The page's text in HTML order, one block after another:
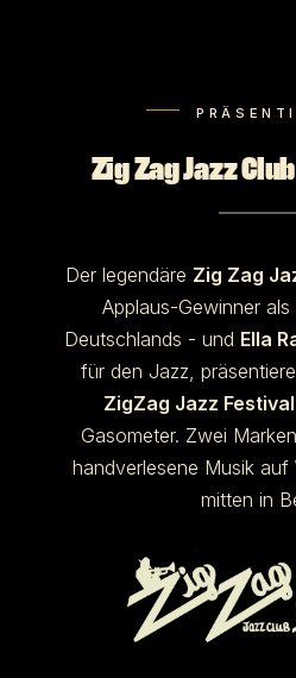
Zig Zag Jazz Club
Der legendäre Zig Zag
Applaus-Gewinner
Deutschlands - und Ella
für den Jazz,
ZigZag Jazz Festival
Gasometer. Zwei
handverlesene Musik auf
mitten in